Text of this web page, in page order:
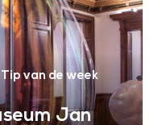
Tip van de week
Jan